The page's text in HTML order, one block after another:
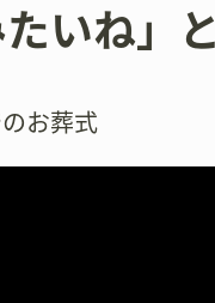
いね」
お葬式